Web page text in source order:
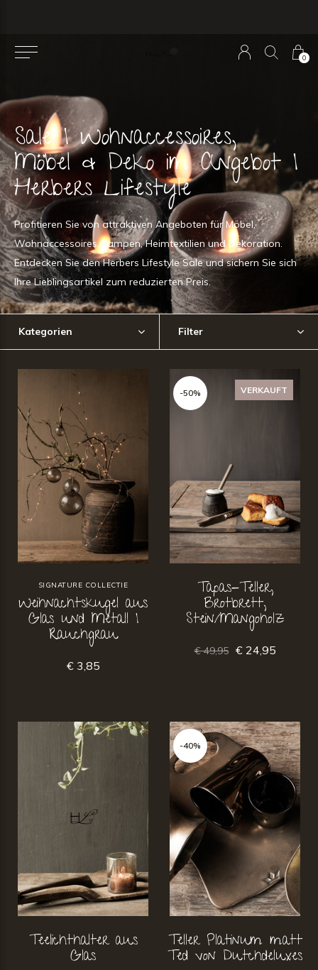
0
Sale | Wohnaccessoires,
Möbel & Deko im Angebot |
Herbers Lifestyle
Profitieren Sie von attraktiven Angeboten für Möbel,
Wohnaccessoires, Lampen, Heimtextilien und Dekoration.
Entdecken Sie den Herbers Lifestyle Sale und sichern Sie sich
Ihre Lieblingsartikel zum reduzierten Preis.
Kategorien Filter
SIGNATURE COLLECTIE
Weihnachtskugel aus
Glas und Metall |
Rauchgrau
€ 3,85
-50% VERKAUFT
Tapas-Teller,
Brotbrett,
Stein/Mangoholz
€ 49,95 € 24,95
Teelichthalter aus
Glas
-40%
Teller Platinum matt
Ted von Dutchdeluxes